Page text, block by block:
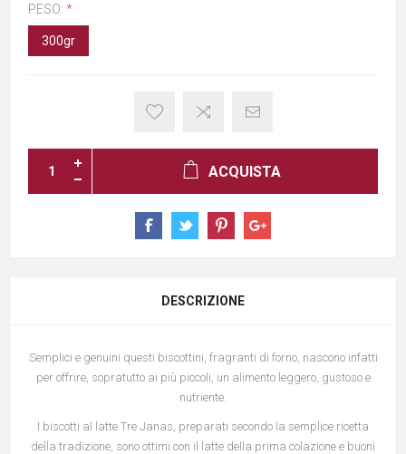
PESO: *
300gr
ACQUISTA
DESCRIZIONE
Semplici e genuini questi biscottini, fragranti di forno, nascono infatti
per offrire, sopratutto ai più piccoli, un alimento leggero, gustoso e
nutriente.
I biscotti al latte Tre Janas, preparati secondo la semplice ricetta
della tradizione, sono ottimi con il latte della prima colazione e buoni